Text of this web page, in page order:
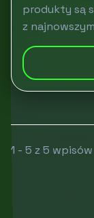
produkty są
z
1 - 5 z 5 wpisów